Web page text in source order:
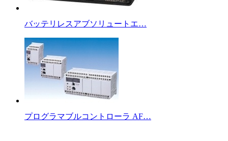
バッテリレスアブソリュートエ…
プログラマブルコントローラ AF…